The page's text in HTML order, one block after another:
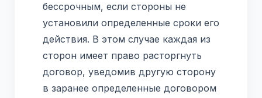
бессрочным, если стороны не
установили определенные сроки его
действия. В этом случае каждая из
сторон имеет право расторгнуть
договор, уведомив другую сторону
в заранее определенные договором